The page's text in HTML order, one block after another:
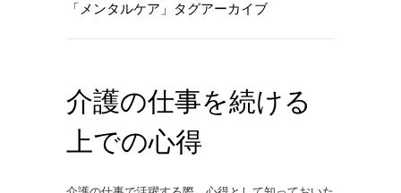
「メンタルケア」タグアーカイブ
介護の仕事を続ける
上での心得